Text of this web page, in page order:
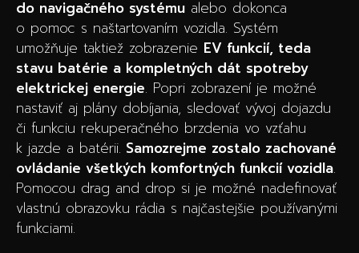
do navigačného systému alebo dokonca
o pomoc s naštartovaním vozidla. Systém
umožňuje taktiež zobrazenie EV funkcií, teda
stavu batérie a kompletných dát spotreby
elektrickej energie. Popri zobrazení je možné
nastaviť aj plány dobíjania, sledovať vývoj dojazdu
či funkciu rekuperačného brzdenia vo vzťahu
k jazde a batérii. Samozrejme zostalo zachované
ovládanie všetkých komfortných funkcií vozidla.
Pomocou drag and drop si je možné nadefinovať
vlastnú obrazovku rádia s najčastejšie používanými
funkciami.